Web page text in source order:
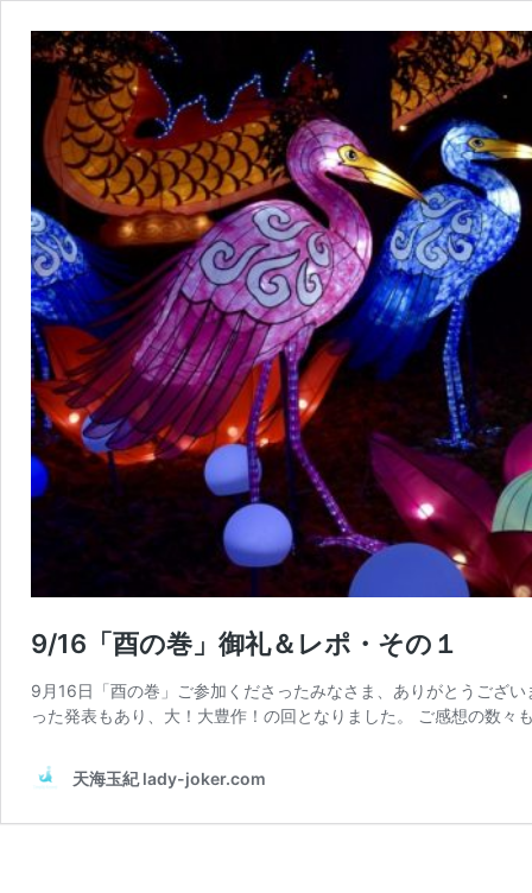
9/16「酉の巻」御礼＆レポ・その１
9月16日「酉の巻」ご参加くださったみなさま、ありがとうござ
った発表もあり、大！大豊作！の回となりました。 ご感想の数
天海玉紀 lady-joker.com